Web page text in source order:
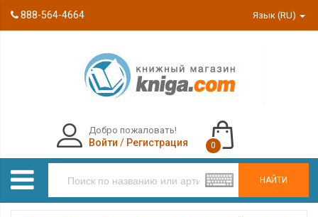
888-564-4664 Язык (RU)
НАЙТИ
Добро пожаловать!
Войти / Регистрация 0